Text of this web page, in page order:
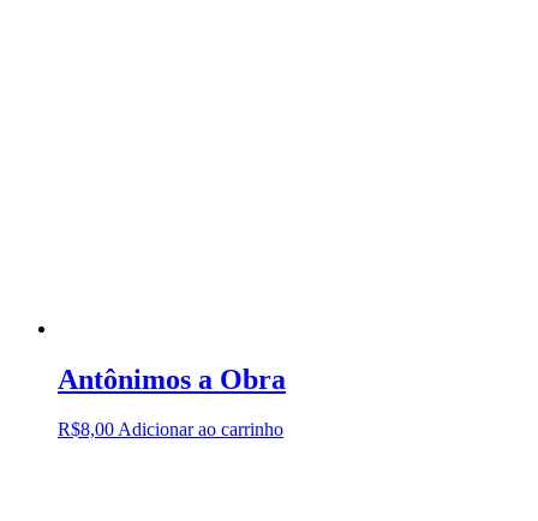
Antônimos a Obra
R$8,00Adicionar ao carrinho